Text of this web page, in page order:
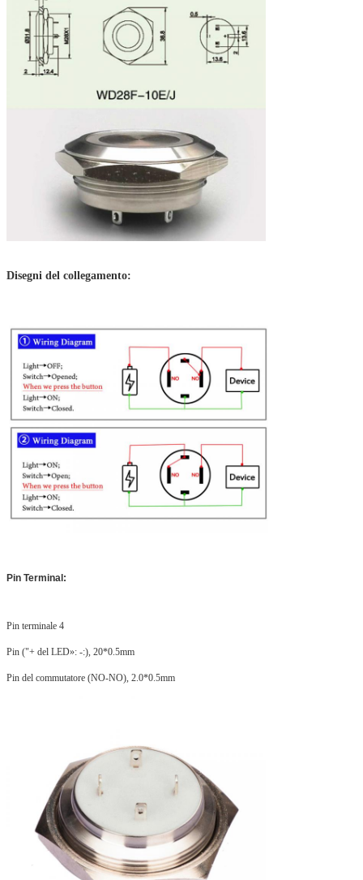
Disegni del collegamento:
Pin Terminal:
Pin terminale 4
Pin ("+ del LED»: -:), 20*0.5mm
Pin del commutatore (NO-NO), 2.0*0.5mm